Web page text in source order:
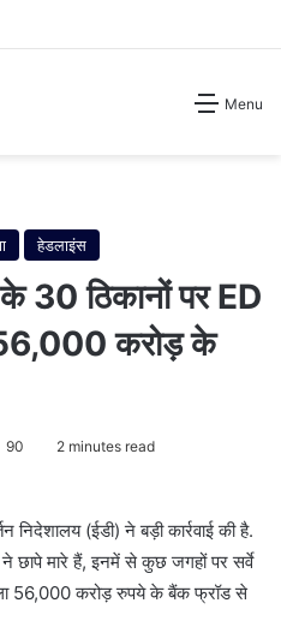
Menu
Search for
हेडलाइंस
30 ठिकानों पर ED
करोड़ के
90 2 minutes read
(ईडी) ने बड़ी कार्रवाई की है.
छापे मारे हैं, इनमें से कुछ जगहों पर सर्वे
56,000 करोड़ रुपये के बैंक फ्रॉड से